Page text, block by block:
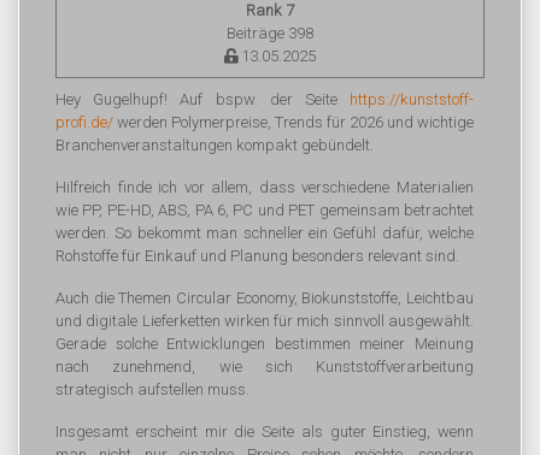
Rank 7
Beiträge 398
13.05.2025
Hey Gugelhupf! Auf bspw. der Seite https://kunststoff-
profi.de/ werden Polymerpreise, Trends für 2026 und wichtige
Branchenveranstaltungen kompakt gebündelt.
Hilfreich finde ich vor allem, dass verschiedene Materialien
wie PP, PE-HD, ABS, PA 6, PC und PET gemeinsam betrachtet
werden. So bekommt man schneller ein Gefühl dafür, welche
Rohstoffe für Einkauf und Planung besonders relevant sind.
Auch die Themen Circular Economy, Biokunststoffe, Leichtbau
und digitale Lieferketten wirken für mich sinnvoll ausgewählt.
Gerade solche Entwicklungen bestimmen meiner Meinung
nach zunehmend, wie sich Kunststoffverarbeitung
strategisch aufstellen muss.
Insgesamt erscheint mir die Seite als guter Einstieg, wenn